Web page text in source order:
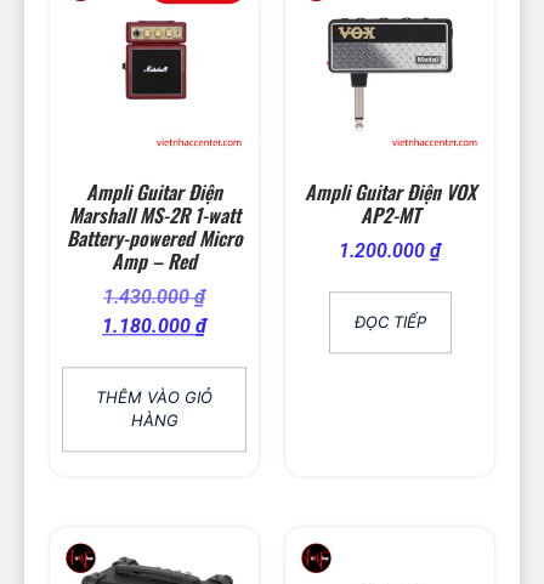
Ampli Guitar Điện
Marshall MS-2R 1-watt
Battery-powered Micro
Amp – Red
1.430.000₫
1.180.000 ₫
THÊM VÀO GIỎ
HÀNG
Ampli Guitar Điện VOX
AP2-MT
1.200.000 ₫
ĐỌC TIẾP